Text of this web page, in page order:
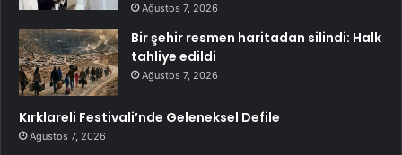
Ağustos 7, 2026
Bir şehir resmen haritadan silindi: Halk
tahliye edildi
Ağustos 7, 2026
Kırklareli Festivali’nde Geleneksel Defile
Ağustos 7, 2026